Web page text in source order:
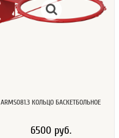
ARMS081.3 КОЛЬЦО БАСКЕТБОЛЬНОЕ
6500 руб.